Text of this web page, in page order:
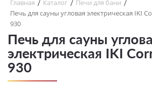
Главная / Каталог / Печи для бани /
Печь для сауны угловая электрическая IKI
930
Печь для сауны
электрическая IKI
930